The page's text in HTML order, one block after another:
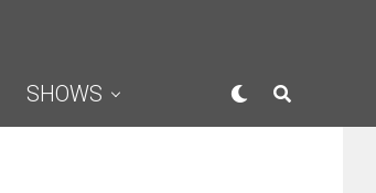
SHOWS